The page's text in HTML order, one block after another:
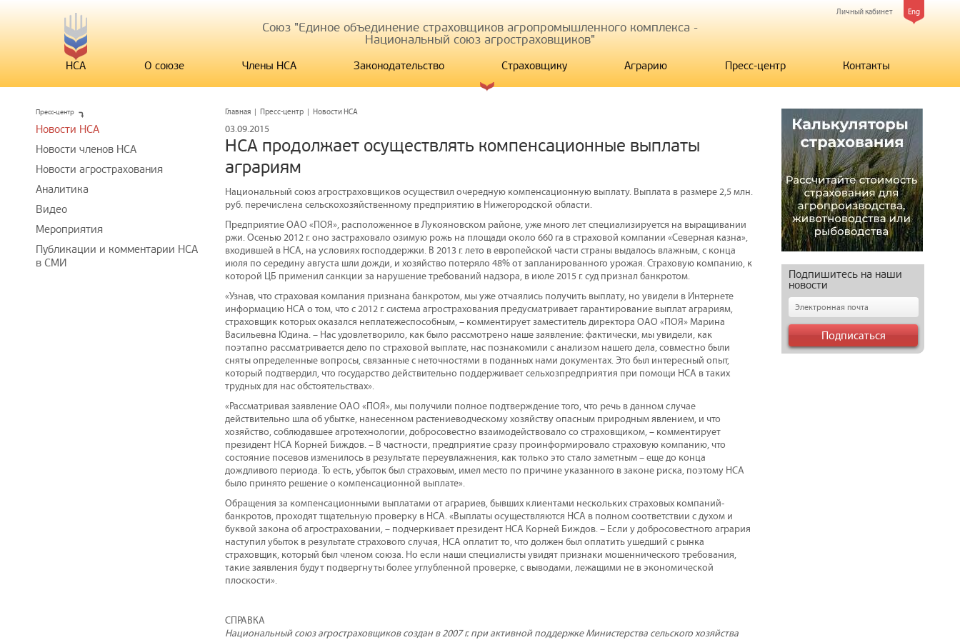
Eng
Личный кабинет
Союз "Единое объединение страховщиков агропромышленного комплекса -
Национальный союз агростраховщиков"
НСА О союзе Члены НСА Законодательство Страховщику Аграрию Пресс-центр Контакты
Главная | Пресс-центр | Новости НСА
03.09.2015
НСА продолжает осуществлять компенсационные выплаты
аграриям
Национальный союз агростраховщиков осуществил очередную компенсационную выплату. Выплата в размере 2,5 млн.
руб. перечислена сельскохозяйственному предприятию в Нижегородской области.
Предприятие ОАО «ПОЯ», расположенное в Лукояновском районе, уже много лет специализируется на выращивании
ржи. Осенью 2012 г. оно застраховало озимую рожь на площади около 660 га в страховой компании «Северная казна»,
входившей в НСА, на условиях господдержки. В 2013 г. лето в европейской части страны выдалось влажным, с конца
июля по середину августа шли дожди, и хозяйство потеряло 48% от запланированного урожая. Страховую компанию, к
которой ЦБ применил санкции за нарушение требований надзора, в июле 2015 г. суд признал банкротом.
«Узнав, что страховая компания признана банкротом, мы уже отчаялись получить выплату, но увидели в Интернете
информацию НСА о том, что с 2012 г. система агрострахования предусматривает гарантирование выплат аграриям,
страховщик которых оказался неплатежеспособным, – комментирует заместитель директора ОАО «ПОЯ» Марина
Васильевна Юдина. – Нас удовлетворило, как было рассмотрено наше заявление: фактически, мы увидели, как
поэтапно рассматривается дело по страховой выплате, нас познакомили с анализом нашего дела, совместно были
сняты определенные вопросы, связанные с неточностями в поданных нами документах. Это был интересный опыт,
который подтвердил, что государство действительно поддерживает сельхозпредприятия при помощи НСА в таких
трудных для нас обстоятельствах».
«Рассматривая заявление ОАО «ПОЯ», мы получили полное подтверждение того, что речь в данном случае
действительно шла об убытке, нанесенном растениеводческому хозяйству опасным природным явлением, и что
хозяйство, соблюдавшее агротехнологии, добросовестно взаимодействовало со страховщиком, – комментирует
президент НСА Корней Биждов. – В частности, предприятие сразу проинформировало страховую компанию, что
состояние посевов изменилось в результате переувлажнения, как только это стало заметным – еще до конца
дождливого периода. То есть, убыток был страховым, имел место по причине указанного в законе риска, поэтому НСА
было принято решение о компенсационной выплате».
Обращения за компенсационными выплатами от аграриев, бывших клиентами нескольких страховых компаний-
банкротов, проходят тщательную проверку в НСА. «Выплаты осуществляются НСА в полном соответствии с духом и
буквой закона об агростраховании, – подчеркивает президент НСА Корней Биждов. – Если у добросовестного агрария
наступил убыток в результате страхового случая, НСА оплатит то, что должен был оплатить ушедший с рынка
страховщик, который был членом союза. Но если наши специалисты увидят признаки мошеннического требования,
такие заявления будут подвергнуты более углубленной проверке, с выводами, лежащими не в экономической
плоскости».
СПРАВКА
Национальный союз агростраховщиков создан в 2007 г. при активной поддержке Министерства сельского хозяйства
Пресс-центр
Новости НСА
Новости членов НСА
Новости агрострахования
Аналитика
Видео
Мероприятия
Публикации и комментарии НСА
в СМИ
Подпишитесь на наши
новости